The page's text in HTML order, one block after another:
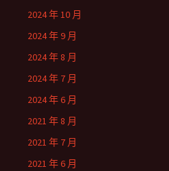
2024 年 10 月
2024 年 9 月
2024 年 8 月
2024 年 7 月
2024 年 6 月
2021 年 8 月
2021 年 7 月
2021 年 6 月